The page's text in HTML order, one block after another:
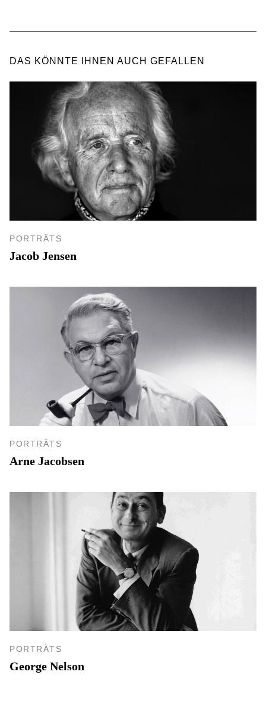
DAS KÖNNTE IHNEN AUCH GEFALLEN
PORTRÄTS
Jacob Jensen
PORTRÄTS
Arne Jacobsen
PORTRÄTS
George Nelson